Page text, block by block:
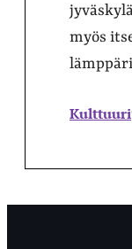
myös
Kulttuuri